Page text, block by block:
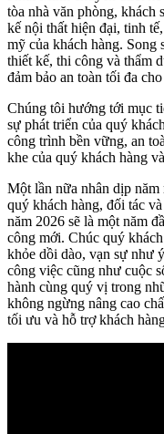
tòa nhà văn phòng, khách
kế nội thất hiện đại, tinh
mỹ của khách hàng.
thiết kế, thi công và thẩm
đảm bảo an toàn tối đa
Chúng tôi hướng tới mục
sự phát triển của quý
công trình bền vững, an
khe của quý khách hàng
Một lần nữa nhân dịp
quý khách hàng, đối tác
năm 2026 sẽ là một năm
công mới. Chúc quý
khỏe dồi dào, vạn sự như
công việc cũng như cuộc
hành cùng quý vị trong
không ngừng nâng cao
tối ưu và hỗ trợ khách